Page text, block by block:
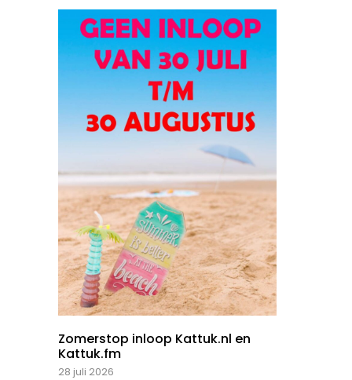
Zomerstop inloop Kattuk.nl en
Kattuk.fm
28 juli 2026